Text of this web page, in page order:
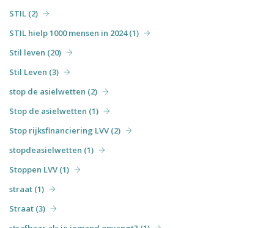
STIL (2)
STIL hielp 1000 mensen in 2024 (1)
Stil leven (20)
Stil Leven (3)
stop de asielwetten (2)
Stop de asielwetten (1)
Stop rijksfinanciering LVV (2)
stopdeasielwetten (1)
Stoppen LVV (1)
straat (1)
Straat (3)